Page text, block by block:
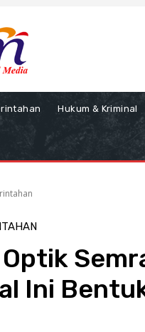
Hukum & Kriminal
Ini